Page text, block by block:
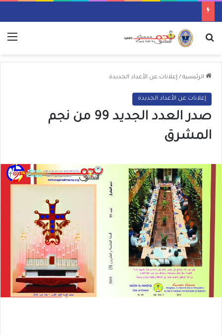
بحث عن
الرئيسية / إعلانات عن الأعداد الجديدة
إعلانات عن الأعداد الجديدة
صدر العدد الجديد 99 من نجم
المشرق